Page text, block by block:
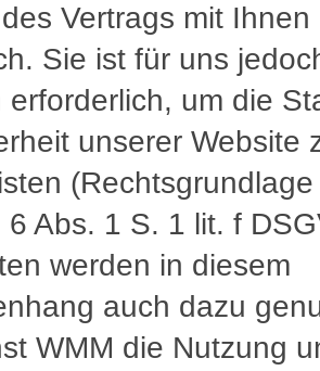
Vertrags mit Ihnen
Sie ist für uns
erforderlich, um die
unserer Website
(Rechtsgrundlage
6 Abs. 1 S. 1 lit. f
werden in diesem
auch dazu
WMM die Nutzung